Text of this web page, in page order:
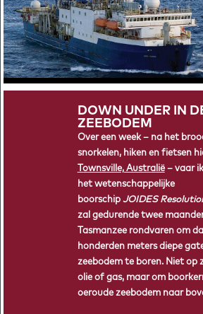
DOCENTBIJEENKOMST
KLIMAATVERANDERING
Hoe kan lesgeven over
leerstof en leerlingen aansluiten? Praat
2026!
HOE STEL JE DE JUISTE
Drie wetenschappers van Tipping Point
DOWN UNDER IN
ZEEBODEM
Over een week – na het
snorkelen, hiken en fietsen
Townsville, Australië– vaar
het wetenschappelijke
boorschip JOIDES
zal gedurende twee
Tasmanzee rondvaren om
honderden meters diepe
zeebodem te boren. Niet op
olie of gas, maar om
oeroude zeebodem naar